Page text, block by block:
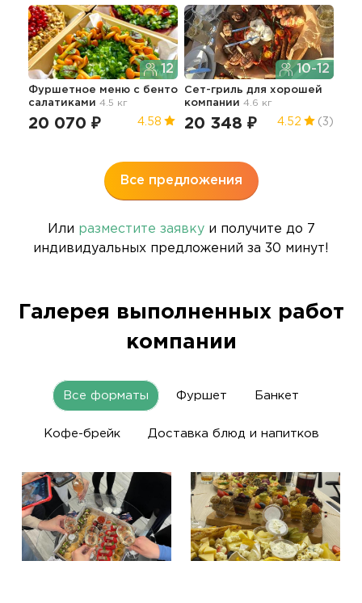
12
Фуршетное меню с бенто
салатиками 4.5 кг
20 070 ₽ 4.58
10-12
Сет-гриль для хорошей
компании 4.6 кг
20 348 ₽ 4.52 (3)
Все предложения
Или разместите заявкуи получите до 7
индивидуальных предложений за 30 минут!
Галерея выполненных работ
компании
Все форматы Фуршет Банкет
Кофе-брейк Доставка блюд и напитков